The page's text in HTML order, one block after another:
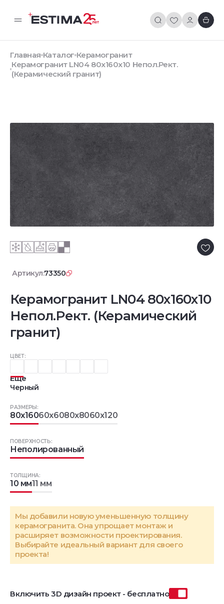
Главная Каталог Керамогранит
Керамогранит LN04 80x160x10 Непол.Рект.
(Керамический гранит)
Артикул:73350
Керамогранит LN04 80x160x10
Непол.Рект. (Керамический
гранит)
ЦВЕТ:
Еще
Черный
РАЗМЕРЫ:
80x16060x6080x8060x120
ТОЛЩИНА:
10 мм11 мм
ПОВЕРХНОСТЬ:
Неполированный
Мы добавили новую уменьшенную толщину
керамогранита. Она упрощает монтаж и
расширяет возможности проектирования.
Выбирайте идеальный вариант для своего
проекта!
Включить 3D дизайн проект - бесплатно